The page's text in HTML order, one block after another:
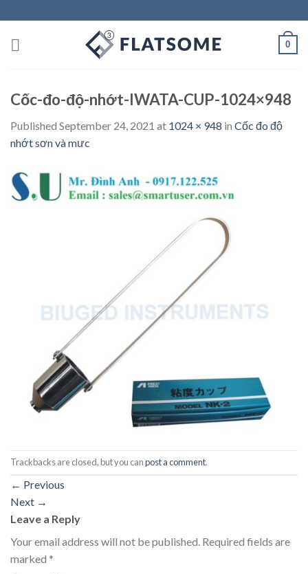
to
content
0
Cốc-đo-độ-nhớt-IWATA-CUP-1024×948
Published September 24, 2021 at 1024 × 948 in Cốc đo độ
nhớt sơn và mưc
Trackbacks are closed, but you canpost a comment.
← Previous
Next →
Leave a Reply
Your email address will not be published. Required fields are
marked *